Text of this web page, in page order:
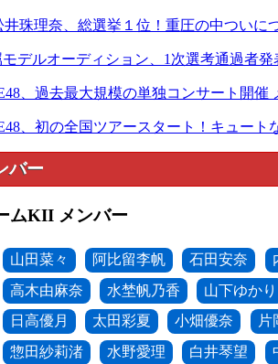
井珠理奈、総選挙１位！重圧の中ついに
モデルオーディション、1次選考通過者
、過去最大規模の単独コンサート開催
、初の全国ツアースタート！キュート
バー
ムKII メンバー
山田菜々 阿比留李帆 石田安奈
高木由麻奈 水埜帆乃香 山下ゆかり
日高優月 太田彩夏 小畑優奈 片
惣田紗莉渚 水野愛理 白井琴望